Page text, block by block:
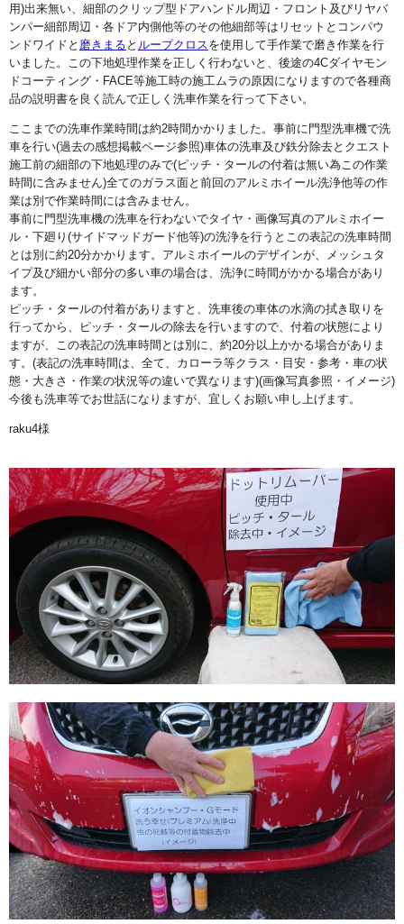
用)出来無い、細部のクリップ型ドアハンドル周辺・フロント及びリヤバ
ンパー細部周辺・各ドア内側他等のその他細部等はリセットとコンパウ
ンドワイドと 磨きまる と ループクロス を使用して手作業で磨き作業を行
いました。この下地処理作業を正しく行わないと、後途の4Cダイヤモン
ドコーティング・FACE等施工時の施工ムラの原因になりますので各種商
品の説明書を良く読んで正しく洗車作業を行って下さい。
ここまでの洗車作業時間は約2時間かかりました。事前に門型洗車機で洗
車を行い(過去の感想掲載ページ参照)車体の洗車及び鉄分除去とクエスト
施工前の細部の下地処理のみで(ピッチ・タールの付着は無い為この作業
時間に含みません)全てのガラス面と前回のアルミホイール洗浄他等の作
業は別で作業時間には含みません。
事前に門型洗車機の洗車を行わないでタイヤ・画像写真のアルミホイー
ル・下廻り(サイドマッドガード他等)の洗浄を行うとこの表記の洗車時間
とは別に約20分かかります。アルミホイールのデザインが、メッシュタ
イプ及び細かい部分の多い車の場合は、洗浄に時間がかかる場合があり
ます。
ピッチ・タールの付着がありますと、洗車後の車体の水滴の拭き取りを
行ってから、ピッチ・タールの除去を行いますので、付着の状態により
ますが、この表記の洗車時間とは別に、約20分以上かかる場合がありま
す。(表記の洗車時間は、全て、カローラ等クラス・目安・参考・車の状
態・大きさ・作業の状況等の違いで異なります)(画像写真参照・イメージ)
今後も洗車等でお世話になりますが、宜しくお願い申し上げます。
raku4様